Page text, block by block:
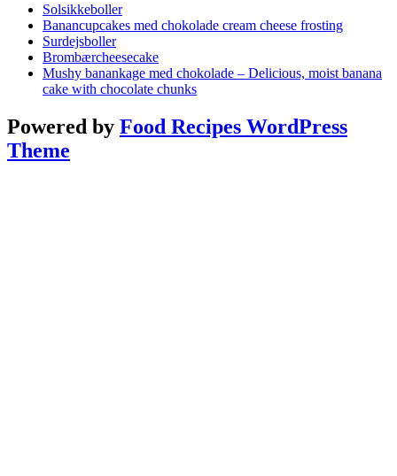
Solsikkeboller
Banancupcakes med chokolade cream cheese frosting
Surdejsboller
Brombærcheesecake
Mushy banankage med chokolade – Delicious, moist banana
cake with chocolate chunks
Powered by Food Recipes WordPress
Theme